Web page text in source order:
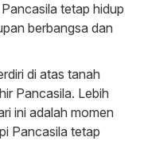
tetap hidup
berbangsa dan
di atas tanah
Pancasila. Lebih
ini adalah momen
Pancasila tetap